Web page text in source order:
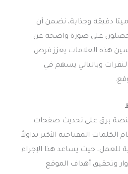
دقيقة وجذابة، نضمن أن
يحصلون على صورة واضحة عن
هذه العلامات يعزز فرص
وبالتالي يسهم في
برق على تحديث صفحات
الكلمات المفتاحية الأكثر تداولاً
للعمل، حيث يساعد هذا الإجراء
وتحقيق أهداف الموقع